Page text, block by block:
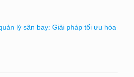
lý sân bay: Giải pháp tối ưu hóa